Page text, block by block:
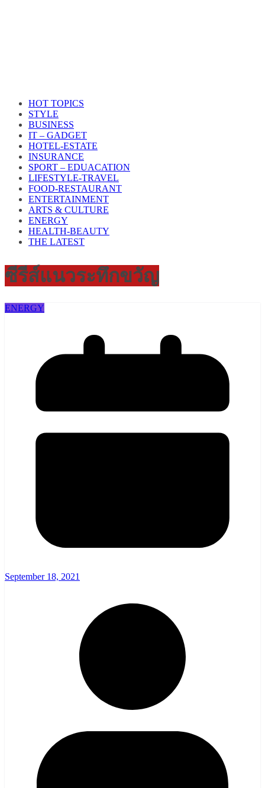
HOT TOPICS
STYLE
BUSINESS
IT – GADGET
HOTEL-ESTATE
INSURANCE
SPORT – EDUACATION
LIFESTYLE​-TRAVEL​
FOOD-RESTAURANT
ENTERTAINMENT
ARTS & CULTURE
ENERGY
HEALTH​-BEAUTY
THE LATEST
ซีรีส์แนวระทึกขวัญ
ENERGY
September 18, 2021